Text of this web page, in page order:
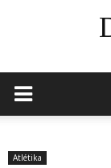
Atlétika